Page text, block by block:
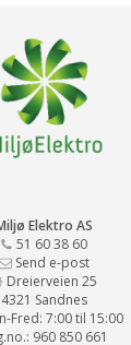
Elektro AS
51 60 38 60
Send e-post
Dreierveien 25
4321 Sandnes
Fred: 7:00 til 15:00
960 850 661